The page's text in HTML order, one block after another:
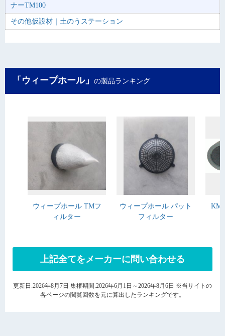
ナーTM100
その他仮設材｜土のうステーション
「ウィープホール」 の製品ランキング
ウィープホール TMフ
ィルター
ウィープホール パット
フィルター
KM
上記全てをメーカーに問い合わせる
更新日:2026年8月7日 集権期間:2026年6月1日～2026年8月6日 ※当サイトの
各ページの閲覧回数を元に算出したランキングです。